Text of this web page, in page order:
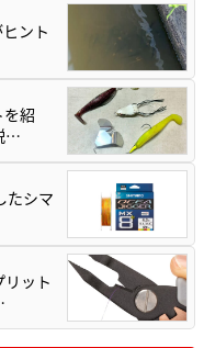
ント
紹
…
たシマ
リット